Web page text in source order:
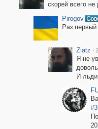
скорей всего
Pirogov
Раз первый
Ziatz ·
Я не
И